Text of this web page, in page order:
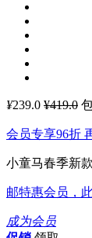
¥239.0 ¥419.0
会员专享96折
小童马春季新
邮特惠会员，
成为会员